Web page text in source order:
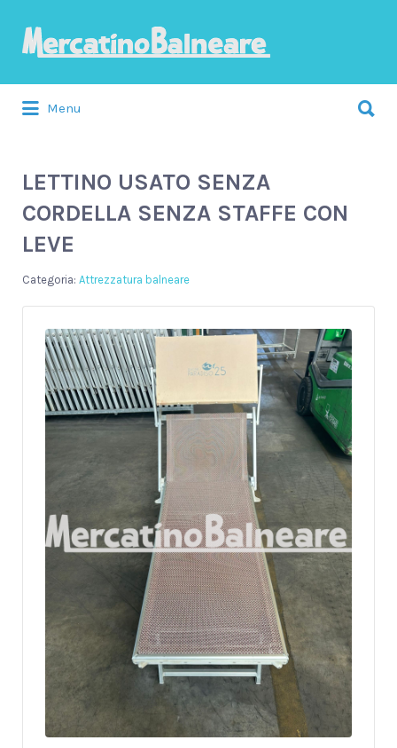
Menu
LETTINO USATO SENZA
CORDELLA SENZA STAFFE CON
LEVE
Attrezzatura balneare